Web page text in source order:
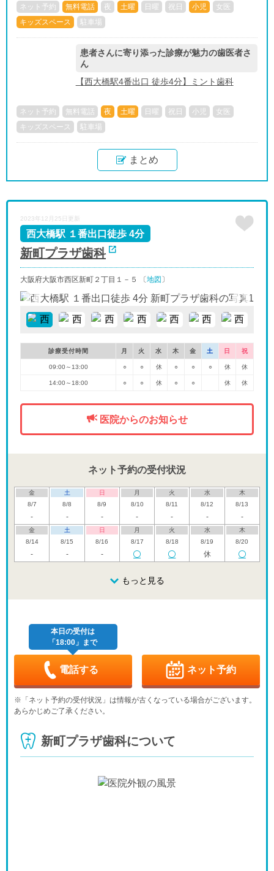
ネット予約 無料電話 夜 土曜 日曜 祝日 小児
女医
キッズスペース
駐車場
患者さんに寄り添った診療が魅力の歯医者さ
ん
【西大橋駅4番出口 徒歩4分】ミント歯科
ネット予約 無料電話 夜 土曜 日曜 祝日 小児
女医
キッズスペース
駐車場
まとめ
2023年12月25日更新
新町プラザ歯科
西大橋駅 １番出口徒歩 4分
大阪府大阪市西区新町２丁目１－５ 〔地図 〕
診療受付時間 月 火 水 木 金 土 日 祝
09:00～13:00 ○ ○ 休 ○ ○ ○ 休 休
14:00～18:00 ○ ○ 休 ○ ○ 休 休
医院からのお知らせ
ネット予約の受付状況
金
8/7
-
土
8/8
-
日
8/9
-
月
8/10
-
火
8/11
-
水
8/12
-
木
8/13
-
金
8/14
-
土
8/15
-
日
8/16
-
月
8/17
火
8/18
水
8/19
休
木
8/20
8/24
9/4
土
9/5
9/6
9/8
-
9/9
休
9/10
- - 休 -
火
- 休
金
-
土
-
日
休 休 休
休 - -
もっと見る
本日の受付は
「18:00」まで
電話する ネット予約
※「ネット予約の受付状況」は情報が古くなっている場合がございます。
あらかじめご了承ください。
新町プラザ歯科について